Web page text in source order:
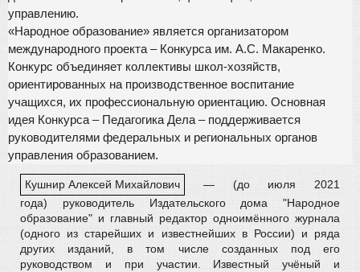
управлению.
«Народное образование» является организатором
международного проекта – Конкурса им. А.С. Макаренко.
Конкурс объединяет коллективы школ-хозяйств,
ориентированных на производственное воспитание
учащихся, их профессиональную ориентацию. Основная
идея Конкурса – Педагогика Дела – поддерживается
руководителями федеральных и региональных органов
управления образованием.
Кушнир Алексей Михайлович
— (до июля 2021
года) руководитель Издательского дома "Народное
образование" и главный редактор одноимённого журнала
(одного из старейших и известнейших в России) и ряда
других изданий, в том числе созданных под его
руководством и при участии. Известный учёный и